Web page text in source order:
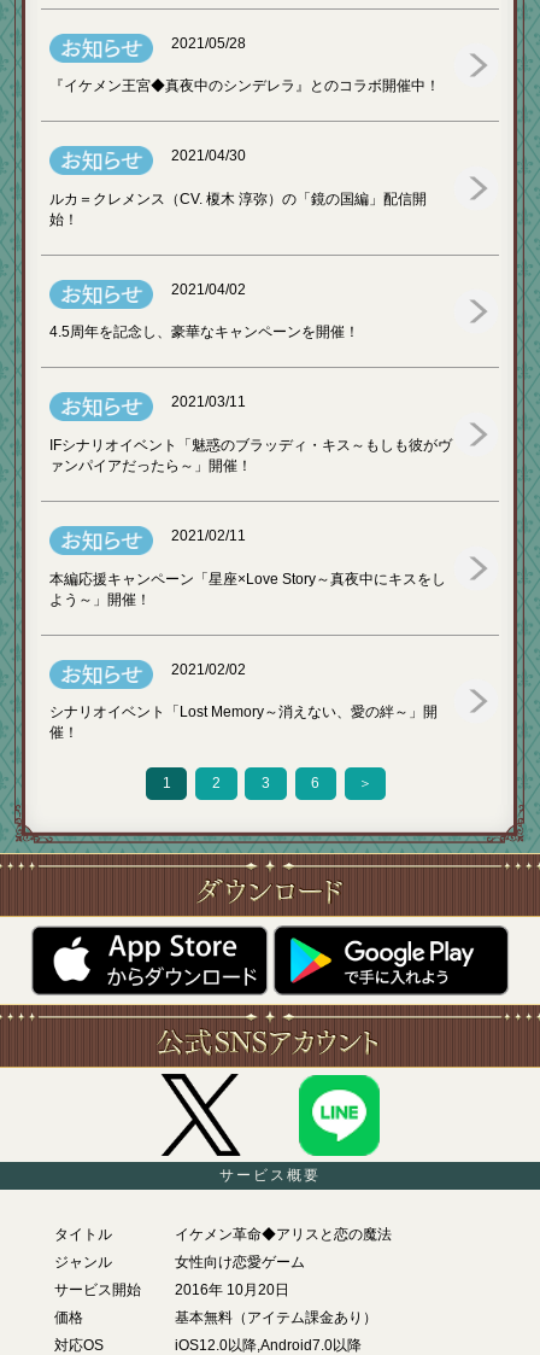
2021/05/28
『イケメン王宮◆真夜中のシンデレラ』とのコラボ開催中！
2021/04/30
ルカ＝クレメンス（CV. 榎木 淳弥）の「鏡の国編」配信開
始！
2021/04/02
4.5周年を記念し、豪華なキャンペーンを開催！
2021/03/11
IFシナリオイベント「魅惑のブラッディ・キス～もしも彼がヴ
ァンパイアだったら～」開催！
2021/02/11
本編応援キャンペーン「星座×Love Story～真夜中にキスをし
よう～」開催！
2021/02/02
シナリオイベント「Lost Memory～消えない、愛の絆～」開
催！
1 2 3 6 ＞
サービス概要
タイトル
イケメン革命◆アリスと恋の魔法
ジャンル
女性向け恋愛ゲーム
サービス開始
2016年 10月20日
価格
基本無料（アイテム課金あり）
対応OS
iOS12.0以降,Android7.0以降